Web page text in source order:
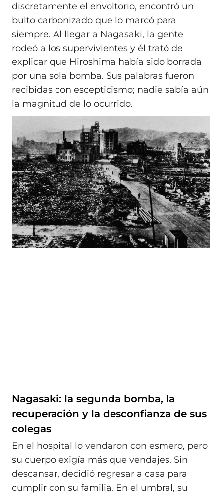
discretamente el envoltorio, encontró un
bulto carbonizado que lo marcó para
siempre. Al llegar a Nagasaki, la gente
rodeó a los supervivientes y él trató de
explicar que Hiroshima había sido borrada
por una sola bomba. Sus palabras fueron
recibidas con escepticismo; nadie sabía aún
la magnitud de lo ocurrido.
Nagasaki: la segunda bomba, la
recuperación y la desconfianza de sus
colegas
En el hospital lo vendaron con esmero, pero
su cuerpo exigía más que vendajes. Sin
descansar, decidió regresar a casa para
cumplir con su familia. En el umbral, su